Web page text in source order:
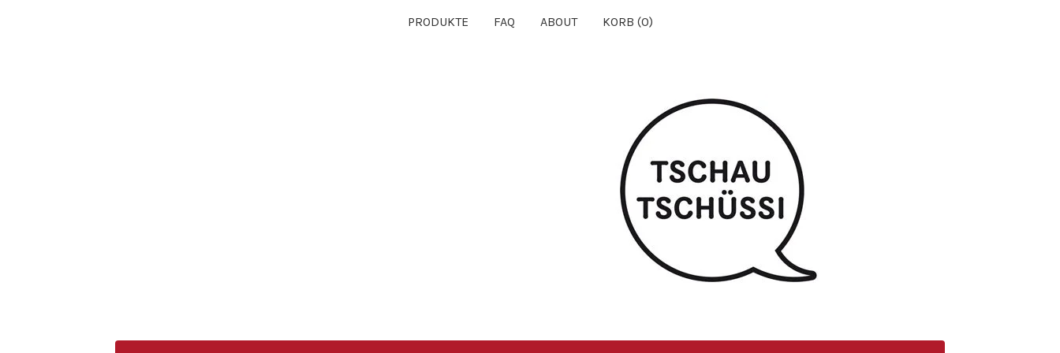
PRODUKTE FAQ ABOUT KORB (0)